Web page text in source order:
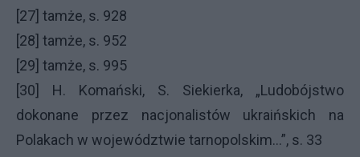
[27] tamże, s. 928
[28] tamże, s. 952
[29] tamże, s. 995
[30] H. Komański, S. Siekierka, „Ludobójstwo
dokonane przez nacjonalistów ukraińskich na
Polakach w województwie tarnopolskim…”, s. 33